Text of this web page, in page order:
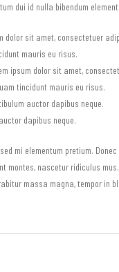
dui id nulla bibendum
dolor sit amet, consectetuer
mauris eu risus.
ipsum dolor sit amet,
tincidunt mauris eu risus.
auctor dapibus neque.
dapibus neque.
mi elementum pretium.
montes, nascetur ridiculus
massa magna, tempor in